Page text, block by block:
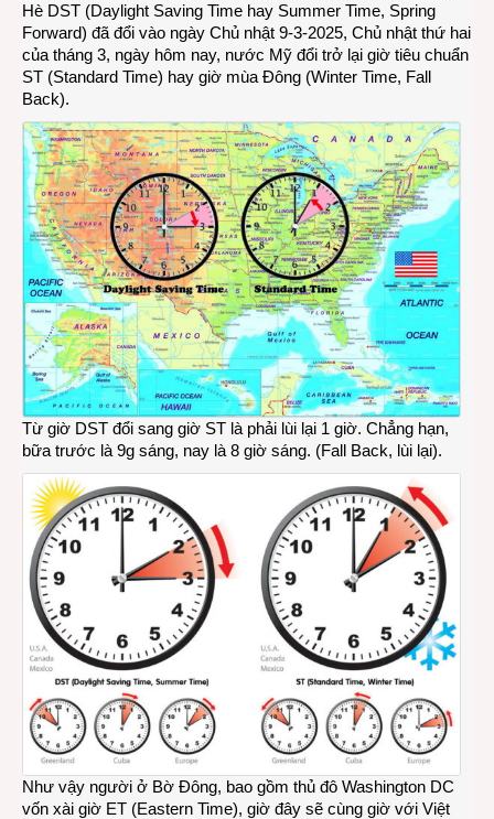
tiêu
Hè DST (Daylight Saving Time hay Summer Time, Spring
Forward) đã đổi vào ngày Chủ nhật 9-3-2025, Chủ nhật thứ hai
của tháng 3, ngày hôm nay, nước Mỹ đổi trở lại giờ tiêu chuẩn
ST (Standard Time) hay giờ mùa Đông (Winter Time, Fall
Back).
Từ giờ DST đổi sang giờ ST là phải lùi lại 1 giờ. Chẳng hạn,
bữa trước là 9g sáng, nay là 8 giờ sáng. (Fall Back, lùi lại).
Như vậy người ở Bờ Đông, bao gồm thủ đô Washington DC
vốn xài giờ ET (Eastern Time), giờ đây sẽ cùng giờ với Việt